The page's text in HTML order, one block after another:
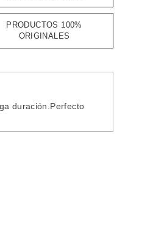
PRODUCTOS 100%
ORIGINALES
duración.Perfecto